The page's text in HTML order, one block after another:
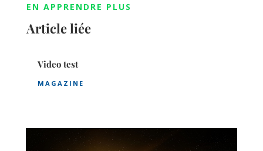
EN APPRENDRE PLUS
Article liée
Video test
MAGAZINE